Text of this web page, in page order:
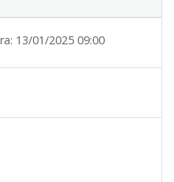
13/01/2025 09:00